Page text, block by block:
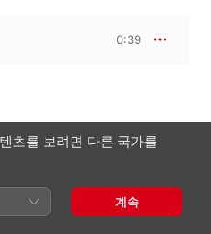
0:39
0:35
츠를 보려면 다른 국가를
계속